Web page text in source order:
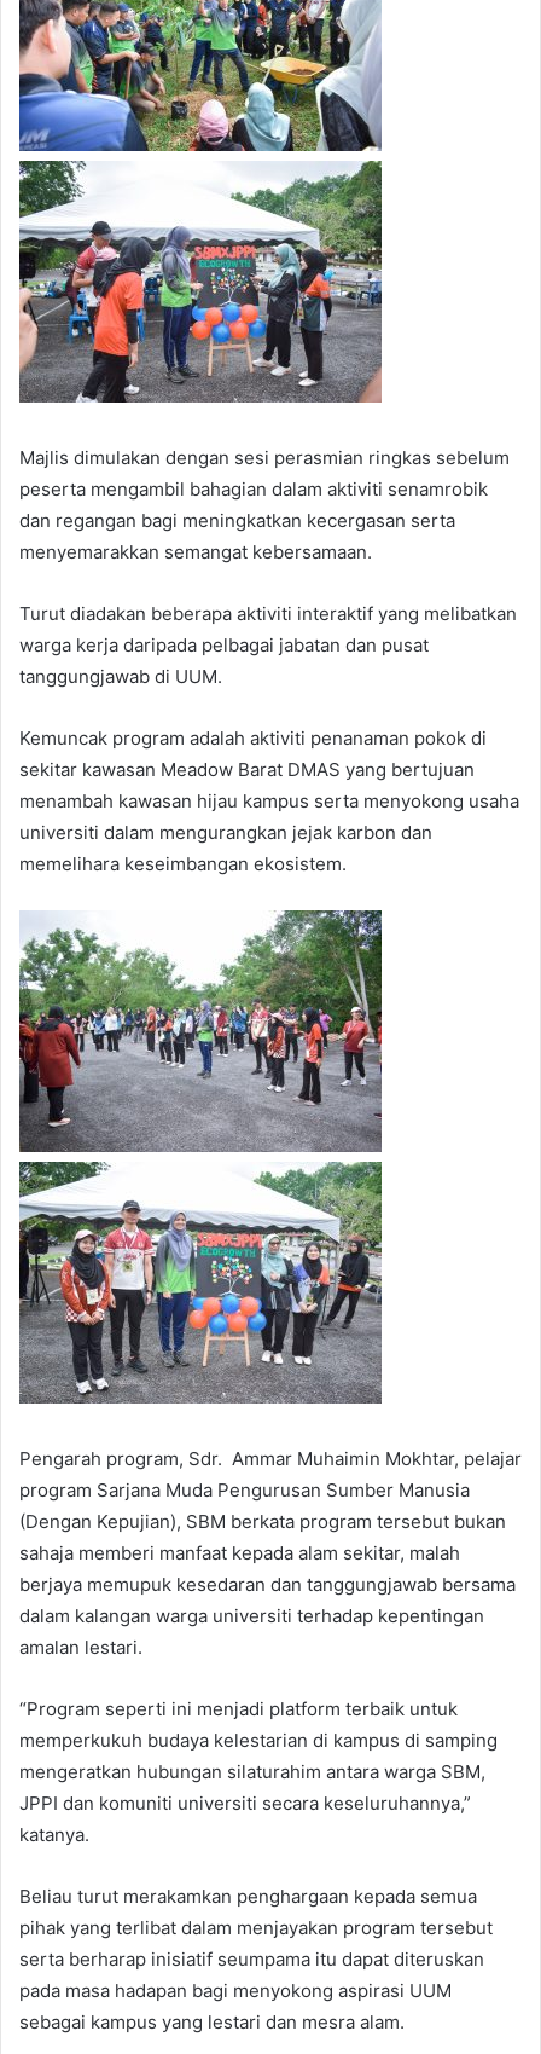
Majlis dimulakan dengan sesi perasmian ringkas sebelum
peserta mengambil bahagian dalam aktiviti senamrobik
dan regangan bagi meningkatkan kecergasan serta
menyemarakkan semangat kebersamaan.
Turut diadakan beberapa aktiviti interaktif yang melibatkan
warga kerja daripada pelbagai jabatan dan pusat
tanggungjawab di UUM.
Kemuncak program adalah aktiviti penanaman pokok di
sekitar kawasan Meadow Barat DMAS yang bertujuan
menambah kawasan hijau kampus serta menyokong usaha
universiti dalam mengurangkan jejak karbon dan
memelihara keseimbangan ekosistem.
Pengarah program, Sdr. Ammar Muhaimin Mokhtar, pelajar
program Sarjana Muda Pengurusan Sumber Manusia
(Dengan Kepujian), SBM berkata program tersebut bukan
sahaja memberi manfaat kepada alam sekitar, malah
berjaya memupuk kesedaran dan tanggungjawab bersama
dalam kalangan warga universiti terhadap kepentingan
amalan lestari.
“Program seperti ini menjadi platform terbaik untuk
memperkukuh budaya kelestarian di kampus di samping
mengeratkan hubungan silaturahim antara warga SBM,
JPPI dan komuniti universiti secara keseluruhannya,”
katanya.
Beliau turut merakamkan penghargaan kepada semua
pihak yang terlibat dalam menjayakan program tersebut
serta berharap inisiatif seumpama itu dapat diteruskan
pada masa hadapan bagi menyokong aspirasi UUM
sebagai kampus yang lestari dan mesra alam.